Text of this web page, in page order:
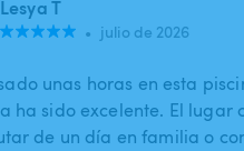
Lesya T
• julio de 2026
unas horas en esta
ha sido excelente. El lugar
de un día en familia o